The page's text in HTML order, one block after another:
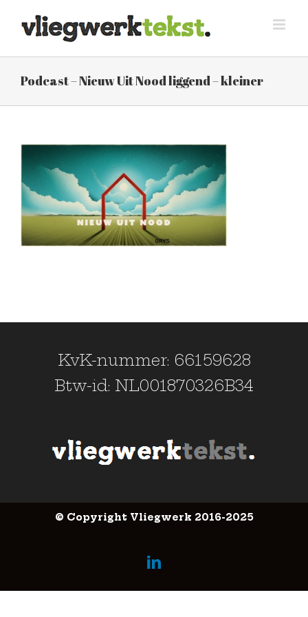
Skip
content
Podcast – Nieuw Uit Nood liggend – kleiner
KvK-nummer: 66159628
Btw-id: NL001870326B34
© Copyright Vliegwerk 2016-2025
LinkedIn